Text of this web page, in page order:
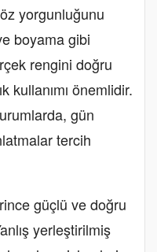
yorgunluğunu
boyama gibi
rengini doğru
kullanımı önemlidir.
gün
tercih
güçlü ve doğru
yerleştirilmiş